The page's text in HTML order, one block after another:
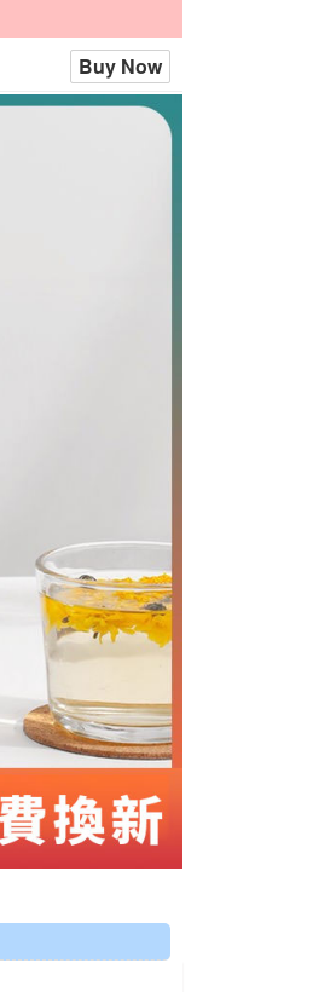
Buy Now